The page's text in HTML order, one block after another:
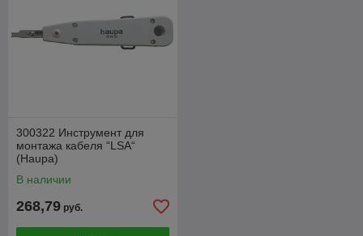
300322 Инструмент для
монтажа кабеля “LSA“
(Haupa)
В наличии
268,79 руб.